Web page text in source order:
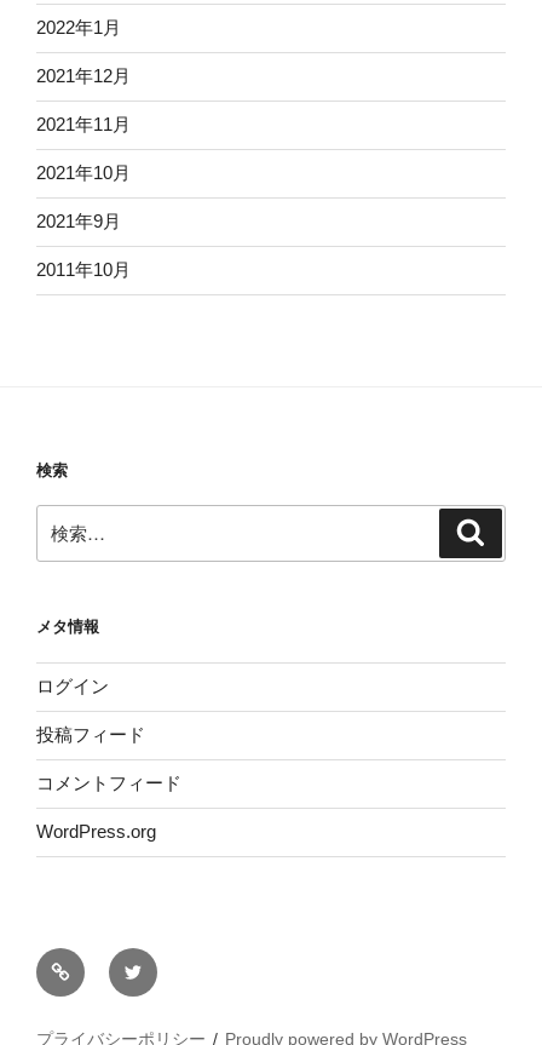
2022年1月
2021年12月
2021年11月
2021年10月
2021年9月
2011年10月
検索
索:
メタ情報
ログイン
投稿フィード
コメントフィード
WordPress.org
サ
イ
Twitter
プライバシーポリシー Proudly powered by WordPress